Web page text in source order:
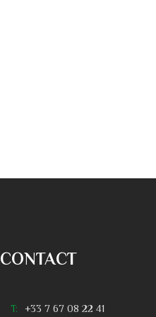
CONTACT
T: +33 7 67 08 22 41